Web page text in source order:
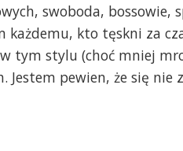
swoboda, bossowie,
każdemu, kto tęskni za
tym stylu (choć mniej
Jestem pewien, że się nie